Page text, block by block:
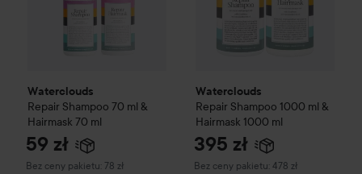
Waterclouds
Repair Shampoo 70 ml &
Hairmask 70 ml
59 zł
Bez ceny pakietu: 78 zł
Waterclouds
Repair Shampoo 1000 ml &
Hairmask 1000 ml
395 zł
Bez ceny pakietu: 478 zł